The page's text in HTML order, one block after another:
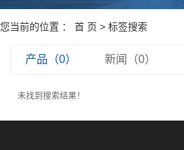
您当前的位置 ： 首 页 > 标签搜索
产品（0） 新闻（0）
未找到搜索结果！